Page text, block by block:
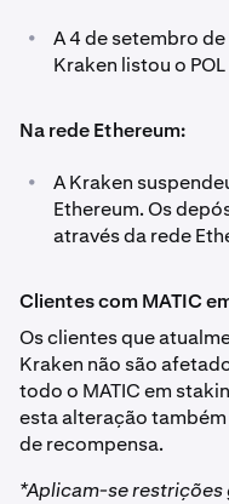
•
A 4 de setembro
Kraken listou o
Na rede Ethereum:
•
A Kraken
Ethereum. Os
através da rede
Clientes com MATIC
Os clientes que
Kraken não são
todo o MATIC em
esta alteração
de recompensa.
*Aplicam-se